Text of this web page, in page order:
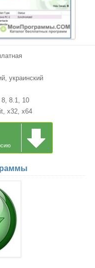
украинский
8.1, 10
x32, x64